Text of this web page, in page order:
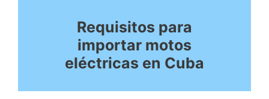
Requisitos para
importar motos
eléctricas en Cuba